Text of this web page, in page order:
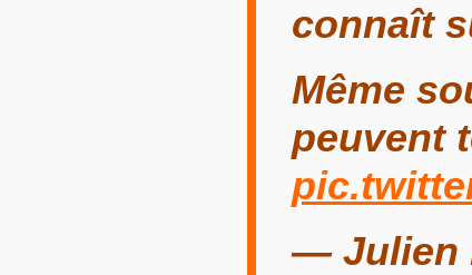
connaît
Même
peuvent
— Julien